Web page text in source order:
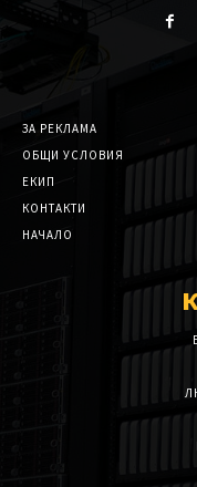
ЗА РЕКЛАМА
ОБЩИ УСЛОВИЯ
ЕКИП
КОНТАКТИ
НАЧАЛО